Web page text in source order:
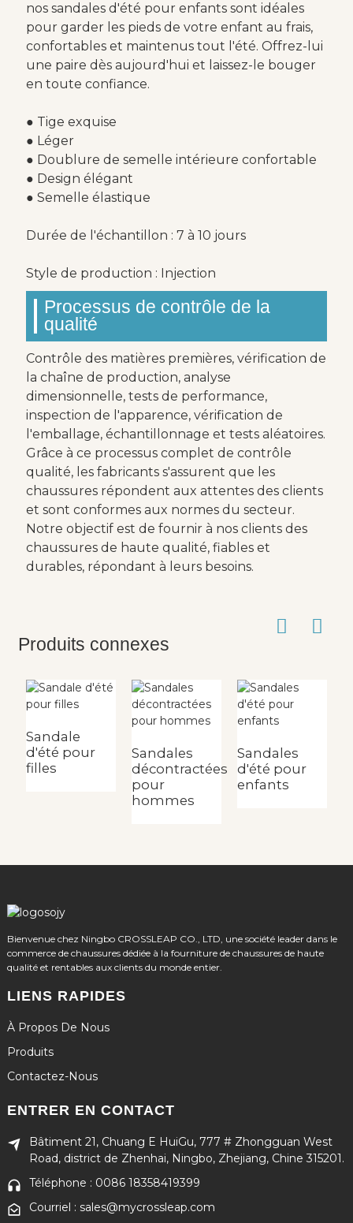
nos sandales d'été pour enfants sont idéales
pour garder les pieds de votre enfant au frais,
confortables et maintenus tout l'été. Offrez-lui
une paire dès aujourd'hui et laissez-le bouger
en toute confiance.
● Tige exquise
● Léger
● Doublure de semelle intérieure confortable
● Design élégant
● Semelle élastique
Durée de l'échantillon : 7 à 10 jours
Style de production : Injection
Processus de contrôle de la
qualité
Contrôle des matières premières, vérification de
la chaîne de production, analyse
dimensionnelle, tests de performance,
inspection de l'apparence, vérification de
l'emballage, échantillonnage et tests aléatoires.
Grâce à ce processus complet de contrôle
qualité, les fabricants s'assurent que les
chaussures répondent aux attentes des clients
et sont conformes aux normes du secteur.
Notre objectif est de fournir à nos clients des
chaussures de haute qualité, fiables et
durables, répondant à leurs besoins.
Produits connexes
Sandale
d'été pour
filles
Sandales
décontractées
pour
hommes
Sandales
d'été pour
enfants
Bienvenue chez Ningbo CROSSLEAP CO., LTD, une société leader dans le
commerce de chaussures dédiée à la fourniture de chaussures de haute
qualité et rentables aux clients du monde entier.
LIENS RAPIDES
À Propos De Nous
Produits
Contactez-Nous
ENTRER EN CONTACT
Bâtiment 21, Chuang E HuiGu, 777 # Zhongguan West
Road, district de Zhenhai, Ningbo, Zhejiang, Chine 315201.
Téléphone : 0086 18358419399
Courriel : sales@mycrossleap.com